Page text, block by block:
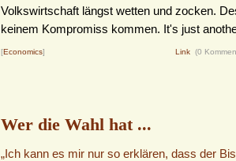
Volkswirtschaft längst wetten und zocken.
keinem Kompromiss kommen. It's just
[Economics] Link (0
Wer die Wahl hat ...
„Ich kann es mir nur so erklären, dass der